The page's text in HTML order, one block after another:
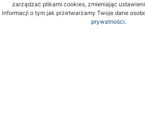
zarządzać plikami cookies, zmieniając
informacji o tym jak przetwarzamy Twoje dane
prywatności.